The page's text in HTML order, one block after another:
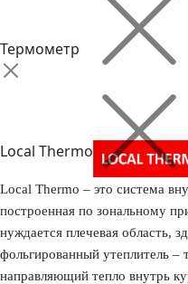
Термометр
Local Thermo
Local Thermo – это система
построенная по зональному
нуждается плечевая область,
фольгированный утеплитель
направляющий тепло внутрь